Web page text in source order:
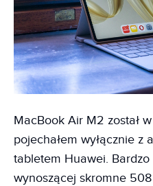
MacBook Air M2 został
pojechałem wyłącznie z
tabletem Huawei.
wynoszącej skromne